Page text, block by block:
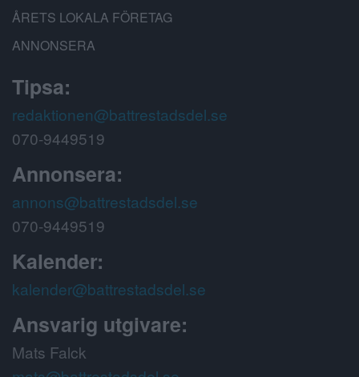
ÅRETS LOKALA FÖRETAG
ANNONSERA
Tipsa:
redaktionen@battrestadsdel.se
070-9449519
Annonsera:
annons@battrestadsdel.se
070-9449519
Kalender:
kalender@battrestadsdel.se
Ansvarig utgivare:
Mats Falck